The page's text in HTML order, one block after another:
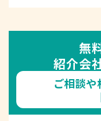
無
紹介会
ご相談